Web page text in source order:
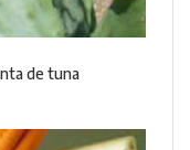
de tuna